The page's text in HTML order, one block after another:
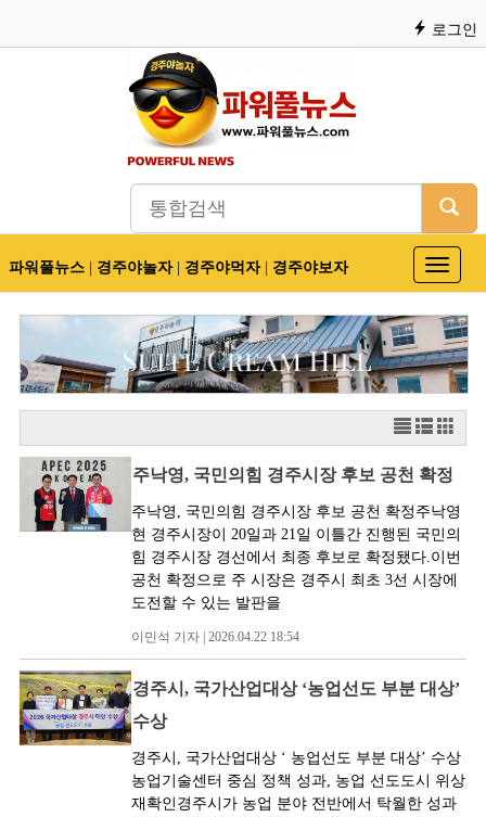
로그인
파워풀뉴스 경주야놀자| 경주야먹자| 경주야보자
Toggle
주낙영, 국민의힘 경주시장 후보 공천 확정
주낙영, 국민의힘 경주시장 후보 공천 확정주낙영
현 경주시장이 20일과 21일 이틀간 진행된 국민의
힘 경주시장 경선에서 최종 후보로 확정됐다.이번
공천 확정으로 주 시장은 경주시 최초 3선 시장에
도전할 수 있는 발판을
이민석 기자 | 2026.04.22 18:54
경주시, 국가산업대상 ‘농업선도 부분 대상’
수상
경주시, 국가산업대상 ‘ 농업선도 부분 대상’ 수상
농업기술센터 중심 정책 성과, 농업 선도도시 위상
재확인경주시가 농업 분야 전반에서 탁월한 성과